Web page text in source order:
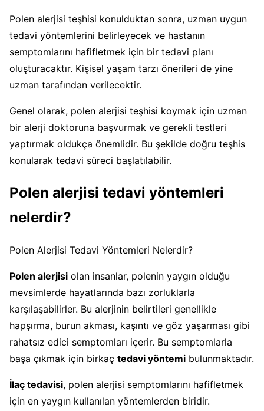
Polen alerjisi teşhisi konulduktan sonra, uzman uygun
tedavi yöntemlerini belirleyecek ve hastanın
semptomlarını hafifletmek için bir tedavi planı
oluşturacaktır. Kişisel yaşam tarzı önerileri de yine
uzman tarafından verilecektir.
Genel olarak, polen alerjisi teşhisi koymak için uzman
bir alerji doktoruna başvurmak ve gerekli testleri
yaptırmak oldukça önemlidir. Bu şekilde doğru teşhis
konularak tedavi süreci başlatılabilir.
Polen alerjisi tedavi yöntemleri
nelerdir?
Polen Alerjisi Tedavi Yöntemleri Nelerdir?
Polen alerjisi olan insanlar, polenin yaygın olduğu
mevsimlerde hayatlarında bazı zorluklarla
karşılaşabilirler. Bu alerjinin belirtileri genellikle
hapşırma, burun akması, kaşıntı ve göz yaşarması gibi
rahatsız edici semptomları içerir. Bu semptomlarla
başa çıkmak için birkaç tedavi yöntemi bulunmaktadır.
İlaç tedavisi, polen alerjisi semptomlarını hafifletmek
için en yaygın kullanılan yöntemlerden biridir.